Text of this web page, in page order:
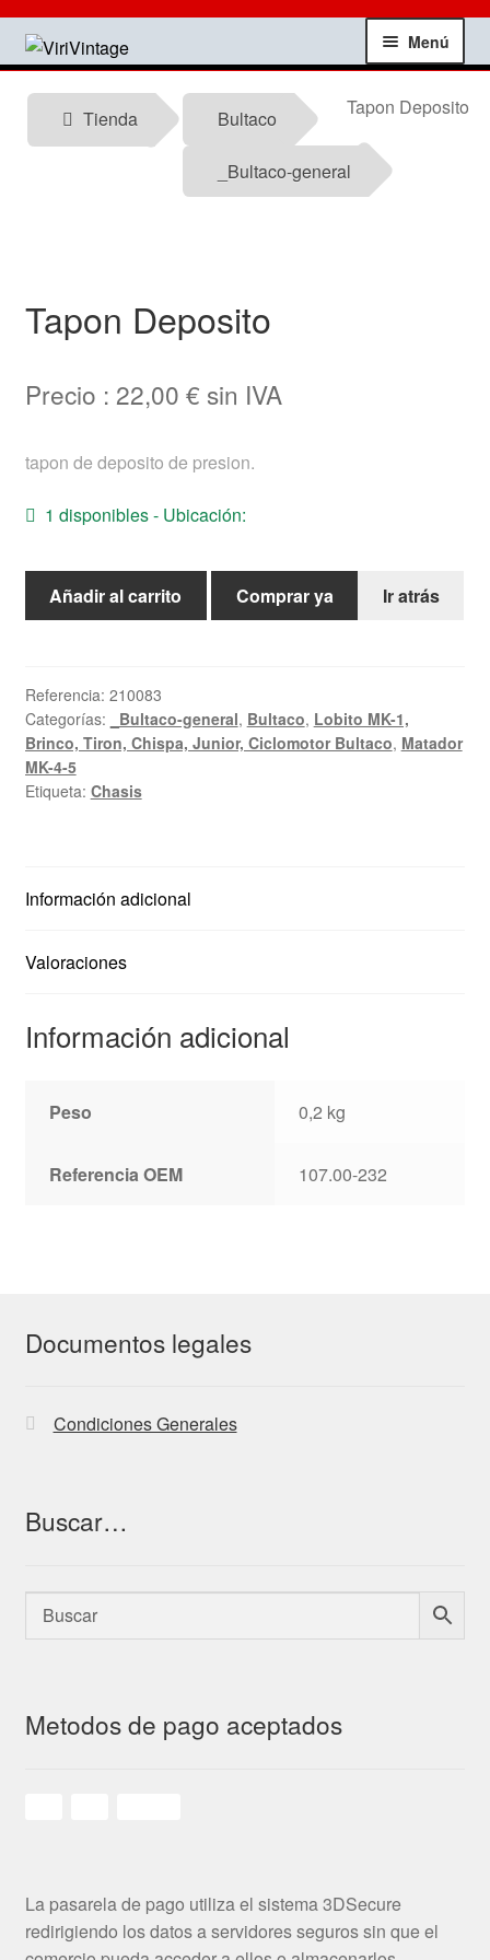
Ir
a
navegación
Ir
al
Menú
Tienda
Noticias
Testimonios
Ofertas
Ayuda
Español
Tienda Bultaco
_Bultaco-general
Tapon Deposito
Tapon Deposito
Precio : 22,00 € sin IVA
tapon de deposito de presion.
1 disponibles - Ubicación:
Tapon
Deposito
Añadir al carrito Comprar ya Ir atrás
Referencia: 210083
Categorías:
_Bultaco-general, Bultaco, Lobito MK-1,
Brinco, Tiron, Chispa, Junior, Ciclomotor Bultaco, Matador
MK-4-5
Etiqueta: Chasis
Información adicional
Valoraciones
Información adicional
Peso 0,2 kg
Referencia OEM 107.00-232
Documentos legales
Condiciones Generales
Buscar…
Metodos de pago aceptados
La pasarela de pago utiliza el sistema 3DSecure
redirigiendo los datos a servidores seguros sin que el